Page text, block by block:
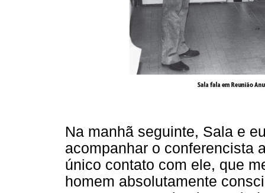
Na manhã seguinte, Sala e
acompanhar o conferencista
único contato com ele, que
homem absolutamente